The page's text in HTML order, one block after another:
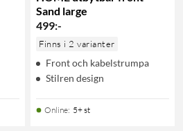
Sand large
499:-
Finns i 2 varianter
Front och kabelstrumpa
Stilren design
Online: 5+ st